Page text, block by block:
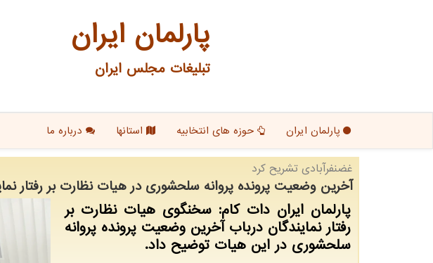
پارلمان ایران
تبلیغات مجلس ایران
پارلمان ایران حوزه های انتخابیه استانها درباره ما
غضنفرآبادی تشریح كرد
آخرین وضعیت پرونده پروانه سلحشوری در هیات نظارت بر رفتار
پارلمان ایران دات كام: سخنگوی هیات نظارت بر
رفتار نمایندگان درباب آخرین وضعیت پرونده پروانه
سلحشوری در این هیات توضیح داد.